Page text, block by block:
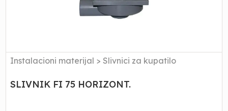
Instalacioni materijal > Slivnici za kupatilo
SLIVNIK FI 75 HORIZONT.